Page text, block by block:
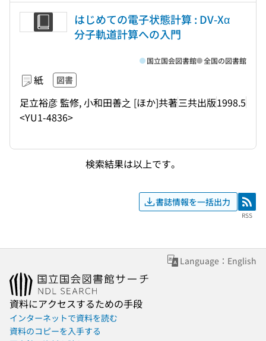
はじめての電子状態計算 : DV-Xα
分子軌道計算への入門
紙 図書
足立裕彦 監修, 小和田善之 [ほか]共著三共出版1998.5
<YU1-4836>
国立国会図書館 全国の図書館
検索結果は以上です。
書誌情報を一括出力 RSS
RSS
Language：English
資料にアクセスするための手段
インターネットで資料を読む
資料のコピーを入手する